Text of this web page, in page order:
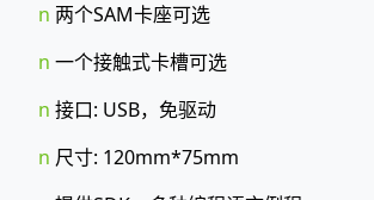
n 两个SAM卡座可选
n 一个接触式卡槽可选
n 接口: USB，免驱动
n 尺寸: 120mm*75mm